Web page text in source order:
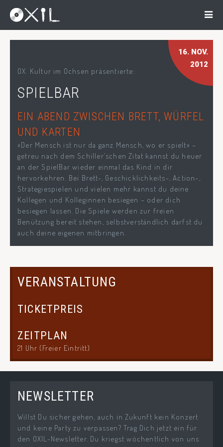
16. NOV.
2012
OX. Kultur im Ochsen präsentierte:
SPIELBAR
EIN ABEND ZWISCHEN BRETT, WÜRFEL
UND KARTEN
«Der Mensch ist nur da ganz Mensch, wo er spielt» –
getreu nach dem Schiller‘schen Zitat kannst du heuer
an der SpielBar wieder einmal das Kind in dir
hervorkehren. Bei Brett-, Geschicklichkeits-, Action-,
Strategiespielen und vielen mehr kannst du deine
Kollegen und Kolleginnen besiegen – oder dich
besiegen lassen. Die Spiele werden zur freien
Benützung bereit stehen, selbstverständlich darfst du
auch deine eigenen mitbringen.
VERANSTALTUNG
TICKETPREIS
ZEITPLAN
21 Uhr (Freier Eintritt)
NEWSLETTER
Willst Du sicher gehen, auch in Zukunft kein Konzert
und keine Party zu verpassen? Trag Dich jetzt ein für
den OXIL-Newsletter. Du kriegst wöchentlich von uns